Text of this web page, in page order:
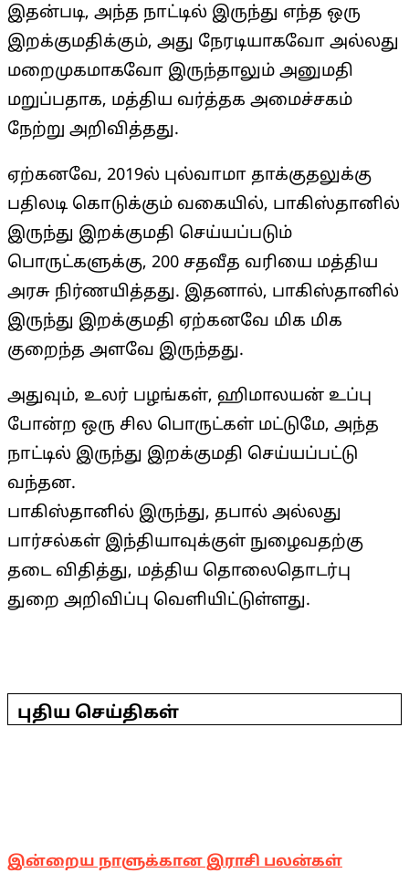
இதன்படி, அந்த நாட்டில் இருந்து எந்த ஒரு
இறக்குமதிக்கும், அது நேரடியாகவோ அல்லது
மறைமுகமாகவோ இருந்தாலும் அனுமதி
மறுப்பதாக, மத்திய வர்த்தக அமைச்சகம்
நேற்று அறிவித்தது.
ஏற்கனவே, 2019ல் புல்வாமா தாக்குதலுக்கு
பதிலடி கொடுக்கும் வகையில், பாகிஸ்தானில்
இருந்து இறக்குமதி செய்யப்படும்
பொருட்களுக்கு, 200 சதவீத வரியை மத்திய
அரசு நிர்ணயித்தது. இதனால், பாகிஸ்தானில்
இருந்து இறக்குமதி ஏற்கனவே மிக மிக
குறைந்த அளவே இருந்தது.
அதுவும், உலர் பழங்கள், ஹிமாலயன் உப்பு
போன்ற ஒரு சில பொருட்கள் மட்டுமே, அந்த
நாட்டில் இருந்து இறக்குமதி செய்யப்பட்டு
வந்தன.
பாகிஸ்தானில் இருந்து, தபால் அல்லது
பார்சல்கள் இந்தியாவுக்குள் நுழைவதற்கு
தடை விதித்து, மத்திய தொலைதொடர்பு
துறை அறிவிப்பு வெளியிட்டுள்ளது.
05-
04புதிய செய்திகள்
இன்றைய நாளுக்கான இராசி பலன்கள்